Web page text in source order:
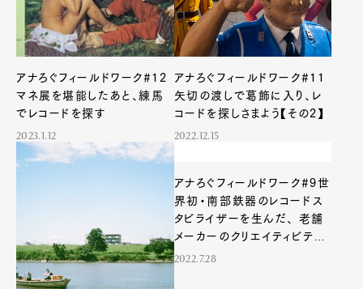
アナろぐフィールドワーク#12
マネ展を堪能したあと、練馬
でレコードを探す
2023.1.12
アナろぐフィールドワーク#11
矢切の渡しで葛飾に入り、レ
コードを探しさまよう【その2】
2022.12.15
アナろぐフィールドワーク#9世
界初・南部鉄器のレコードス
タビライザーを生んだ、 老舗
メーカーのクリエイティビティ
とは
2022.7.28